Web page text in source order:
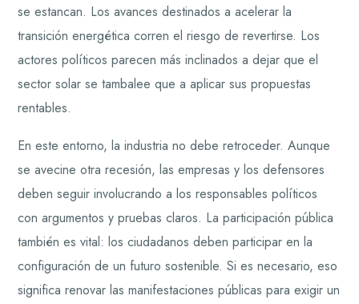
se estancan. Los avances destinados a acelerar la
transición energética corren el riesgo de revertirse. Los
actores políticos parecen más inclinados a dejar que el
sector solar se tambalee que a aplicar sus propuestas
rentables.
En este entorno, la industria no debe retroceder. Aunque
se avecine otra recesión, las empresas y los defensores
deben seguir involucrando a los responsables políticos
con argumentos y pruebas claros. La participación pública
también es vital: los ciudadanos deben participar en la
configuración de un futuro sostenible. Si es necesario, eso
significa renovar las manifestaciones públicas para exigir un